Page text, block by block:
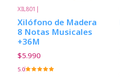
XIL801 |
Xilófono de Madera
8 Notas Musicales
+36M
$5.990
5.0